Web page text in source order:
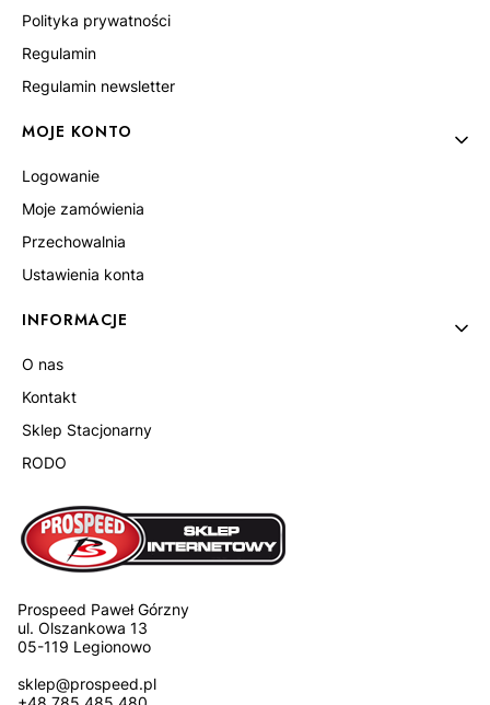
Polityka prywatności
Regulamin
Regulamin newsletter
MOJE KONTO
Logowanie
Moje zamówienia
Przechowalnia
Ustawienia konta
INFORMACJE
O nas
Kontakt
Sklep Stacjonarny
RODO
Prospeed Paweł Górzny
ul. Olszankowa 13
05-119 Legionowo
sklep@prospeed.pl